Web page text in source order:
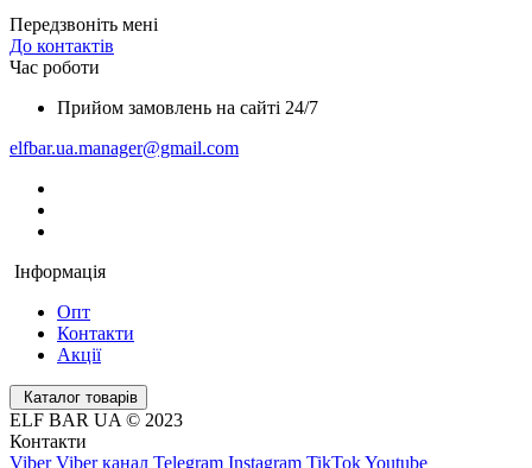
Передзвоніть мені
До контактів
Час роботи
Прийом замовлень на сайті 24/7
elfbar.ua.manager@gmail.com
Інформація
Опт
Контакти
Акції
Каталог товарів
ELF BAR UA © 2023
Контакти
Viber Viber канал Telegram Instagram TikTokYoutube